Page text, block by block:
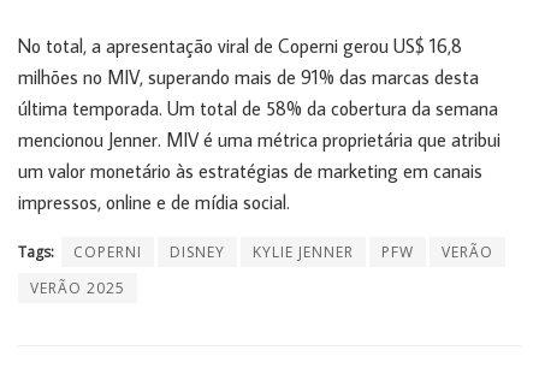
No total, a apresentação viral de Coperni gerou US$ 16,8
milhões no MIV, superando mais de 91% das marcas desta
última temporada. Um total de 58% da cobertura da semana
mencionou Jenner. MIV é uma métrica proprietária que atribui
um valor monetário às estratégias de marketing em canais
impressos, online e de mídia social.
Tags: COPERNI DISNEY KYLIE JENNER PFW
VERÃO
VERÃO 2025